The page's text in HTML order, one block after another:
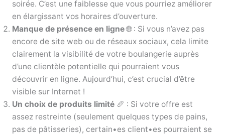
soirée. C’est une faiblesse que vous pourriez améliorer
en élargissant vos horaires d’ouverture.
Manque de présence en ligne🌐 : Si vous n’avez pas
encore de site web ou de réseaux sociaux, cela limite
clairement la visibilité de votre boulangerie auprès
d’une clientèle potentielle qui pourraient vous
découvrir en ligne. Aujourd’hui, c’est crucial d’être
visible sur Internet !
Un choix de produits limité🥖 : Si votre offre est
assez restreinte (seulement quelques types de pains,
pas de pâtisseries), certain•es client•es pourraient se